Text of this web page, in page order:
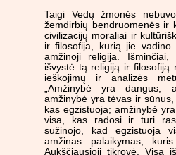
Taigi Vedų žmonės
žemdirbių bendruomenės ir
civilizacijų moraliai ir
ir filosofija, kurią jie vadino
amžinoji religija.
išvystė tą religiją ir filosofiją
ieškojimų ir analizės
„Amžinybė yra dangus,
amžinybė yra tėvas ir sūnus,
kas egzistuoja; amžinybė
visa, kas radosi ir turi
sužinojo, kad egzistuoja
amžinas palaikymas,
Aukščiausioji tikrovė. Visa